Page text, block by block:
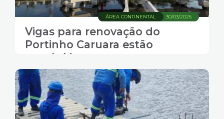
30/03/2026
ÁREA CONTINENTAL
Vigas para renovação do
Portinho Caruara estão
concluídas